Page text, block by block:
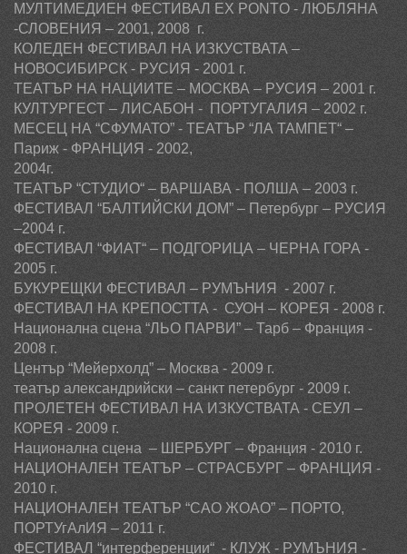
МУЛТИМЕДИЕН ФЕСТИВАЛ EX PONTO - ЛЮБЛЯНА
-СЛОВЕНИЯ – 2001, 2008 г.
КОЛЕДЕН ФЕСТИВАЛ НА ИЗКУСТВАТА –
НОВОСИБИРСК - РУСИЯ - 2001 г.
ТЕАТЪР НА НАЦИИТЕ – МОСКВА – РУСИЯ – 2001 г.
КУЛТУРГЕСТ – ЛИСАБОН - ПОРТУГАЛИЯ – 2002 г.
МЕСЕЦ НА “СФУМАТО” - ТЕАТЪР “ЛА ТАМПЕТ“ –
Париж - ФРАНЦИЯ - 2002,
2004г.
ТЕАТЪР “СТУДИО“ – ВАРШАВА - ПОЛША – 2003 г.
ФЕСТИВАЛ “БАЛТИЙСКИ ДОМ” – Петербург – РУСИЯ
–2004 г.
ФЕСТИВАЛ “ФИАТ“ – ПОДГОРИЦА – ЧЕРНА ГОРА -
2005 г.
БУКУРЕЩКИ ФЕСТИВАЛ – РУМЪНИЯ - 2007 г.
ФЕСТИВАЛ НА КРЕПОСТТА - СУОН – КОРЕЯ - 2008 г.
Национална сцена “ЛЬО ПАРВИ” – Тарб – Франция -
2008 г.
Център “Мейерхолд” – Москва - 2009 г.
театър александрийски – санкт петербург - 2009 г.
ПРОЛЕТЕН ФЕСТИВАЛ НА ИЗКУСТВАТА - СЕУЛ –
КОРЕЯ - 2009 г.
Национална сцена – ШЕРБУРГ – Франция - 2010 г.
НАЦИОНАЛЕН ТЕАТЪР – СТРАСБУРГ – ФРАНЦИЯ -
2010 г.
НАЦИОНАЛЕН ТЕАТЪР “САО ЖОАО” – ПОРТО,
ПОРТУгАлИЯ – 2011 г.
ФЕСТИВАЛ “интерференции“ - КЛУЖ - РУМЪНИЯ -